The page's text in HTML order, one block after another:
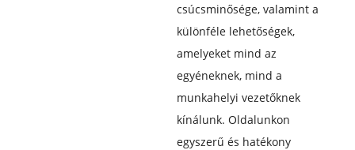
csúcsminősége, valamint a
különféle lehetőségek,
amelyeket mind az
egyéneknek, mind a
munkahelyi vezetőknek
kínálunk. Oldalunkon
egyszerű és hatékony